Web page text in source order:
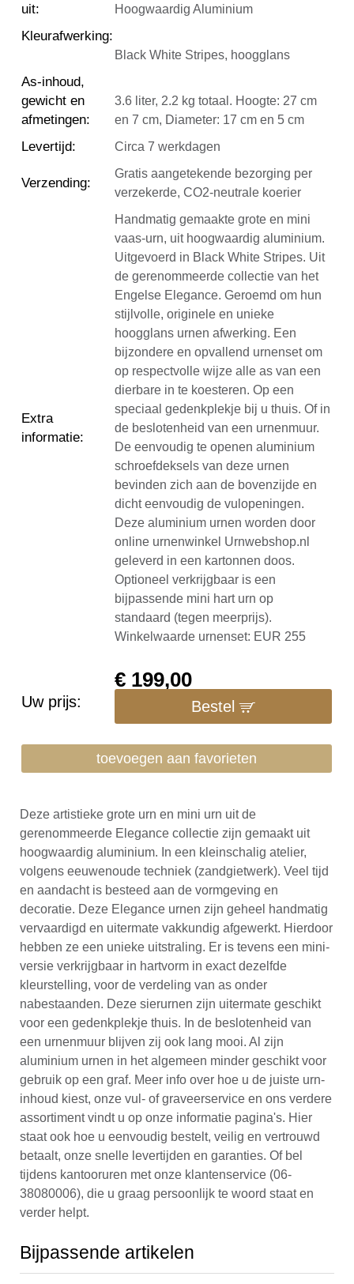
uit: Hoogwaardig Aluminium
Kleurafwerking:
Black White Stripes, hoogglans
As-inhoud,
gewicht en
afmetingen:
3.6 liter, 2.2 kg totaal. Hoogte: 27 cm
en 7 cm, Diameter: 17 cm en 5 cm
Levertijd: Circa 7 werkdagen
Verzending:
Gratis aangetekende bezorging per
verzekerde, CO2-neutrale koerier
Extra
informatie:
Handmatig gemaakte grote en mini
vaas-urn, uit hoogwaardig aluminium.
Uitgevoerd in Black White Stripes. Uit
de gerenommeerde collectie van het
Engelse Elegance. Geroemd om hun
stijlvolle, originele en unieke
hoogglans urnen afwerking. Een
bijzondere en opvallend urnenset om
op respectvolle wijze alle as van een
dierbare in te koesteren. Op een
speciaal gedenkplekje bij u thuis. Of in
de beslotenheid van een urnenmuur.
De eenvoudig te openen aluminium
schroefdeksels van deze urnen
bevinden zich aan de bovenzijde en
dicht eenvoudig de vulopeningen.
Deze aluminium urnen worden door
online urnenwinkel Urnwebshop.nl
geleverd in een kartonnen doos.
Optioneel verkrijgbaar is een
bijpassende mini hart urn op
standaard (tegen meerprijs).
Winkelwaarde urnenset: EUR 255
Uw prijs:
€ 199,00
Bestel
toevoegen aan favorieten
Deze artistieke grote urn en mini urn uit de
gerenommeerde Elegance collectie zijn gemaakt uit
hoogwaardig aluminium. In een kleinschalig atelier,
volgens eeuwenoude techniek (zandgietwerk). Veel tijd
en aandacht is besteed aan de vormgeving en
decoratie. Deze Elegance urnen zijn geheel handmatig
vervaardigd en uitermate vakkundig afgewerkt. Hierdoor
hebben ze een unieke uitstraling. Er is tevens een mini-
versie verkrijgbaar in hartvorm in exact dezelfde
kleurstelling, voor de verdeling van as onder
nabestaanden. Deze sierurnen zijn uitermate geschikt
voor een gedenkplekje thuis. In de beslotenheid van
een urnenmuur blijven zij ook lang mooi. Al zijn
aluminium urnen in het algemeen minder geschikt voor
gebruik op een graf. Meer info over hoe u de juiste urn-
inhoud kiest, onze vul- of graveerservice en ons verdere
assortiment vindt u op onze informatie pagina's. Hier
staat ook hoe u eenvoudig bestelt, veilig en vertrouwd
betaalt, onze snelle levertijden en garanties. Of bel
tijdens kantooruren met onze klantenservice (06-
38080006), die u graag persoonlijk te woord staat en
verder helpt.
Bijpassende artikelen